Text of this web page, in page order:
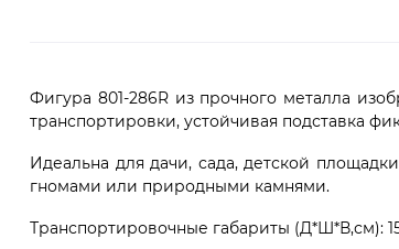
Фигура 801-286R из прочного металла
транспортировки, устойчивая подставка
Идеальна для дачи, сада, детской
гномами или природными камнями.
Транспортировочные габариты (Д*Ш*В,см):